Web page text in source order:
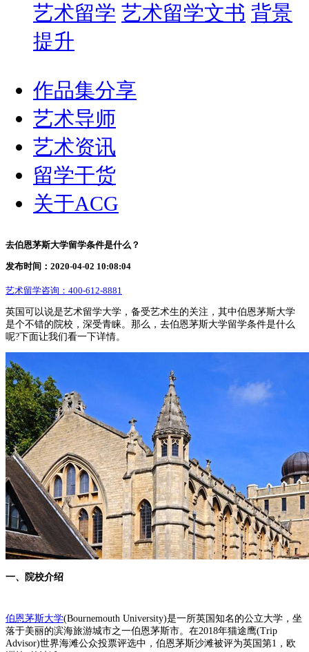
艺术留学 艺术留学文书 背景
提升
作品集分享
艺术导师
艺术资讯
留学干货
关于ACG
去伯恩茅斯大学留学条件是什么？
发布时间：2020-04-02 10:08:04
艺术留学咨询： 400-612-8881
英国可以说是艺术留学大学，备受艺术生的关注，其中伯恩茅斯大学
是个不错的院校，深受青睐。那么，去伯恩茅斯大学留学条件是什么
呢?下面让我们看一下详情。
一、院校介绍
伯恩茅斯大学(Bournemouth University)是一所英国知名的公立大学，坐
落于美丽的滨海旅游城市之一伯恩茅斯市。在2018年猫途鹰(Trip
Advisor)世界海滩公众投票评选中，伯恩茅斯沙滩被评为英国第1，欧